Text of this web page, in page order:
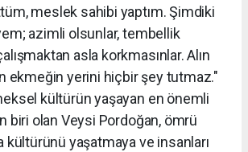
meslek sahibi yaptım. Şimdiki
azimli olsunlar, tembellik
asla korkmasınlar. Alın
ekmeğin yerini hiçbir şey tutmaz."
kültürün yaşayan en önemli
biri olan Veysi Pordoğan, ömrü
kültürünü yaşatmaya ve insanları